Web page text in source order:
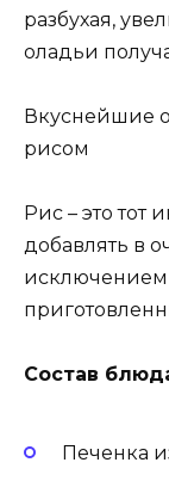
разбухая,
оладьи
Вкуснейшие
рисом
Рис – это тот
добавлять в
исключением
Состав
Печенка